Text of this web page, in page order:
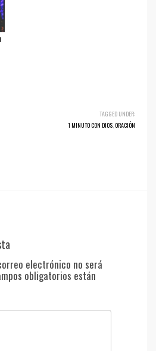
TAGGED UNDER:
1 MINUTO CON DIOS ORACIÓN
electrónico no será
obligatorios están